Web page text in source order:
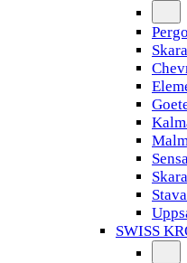
Pergo
SWISS